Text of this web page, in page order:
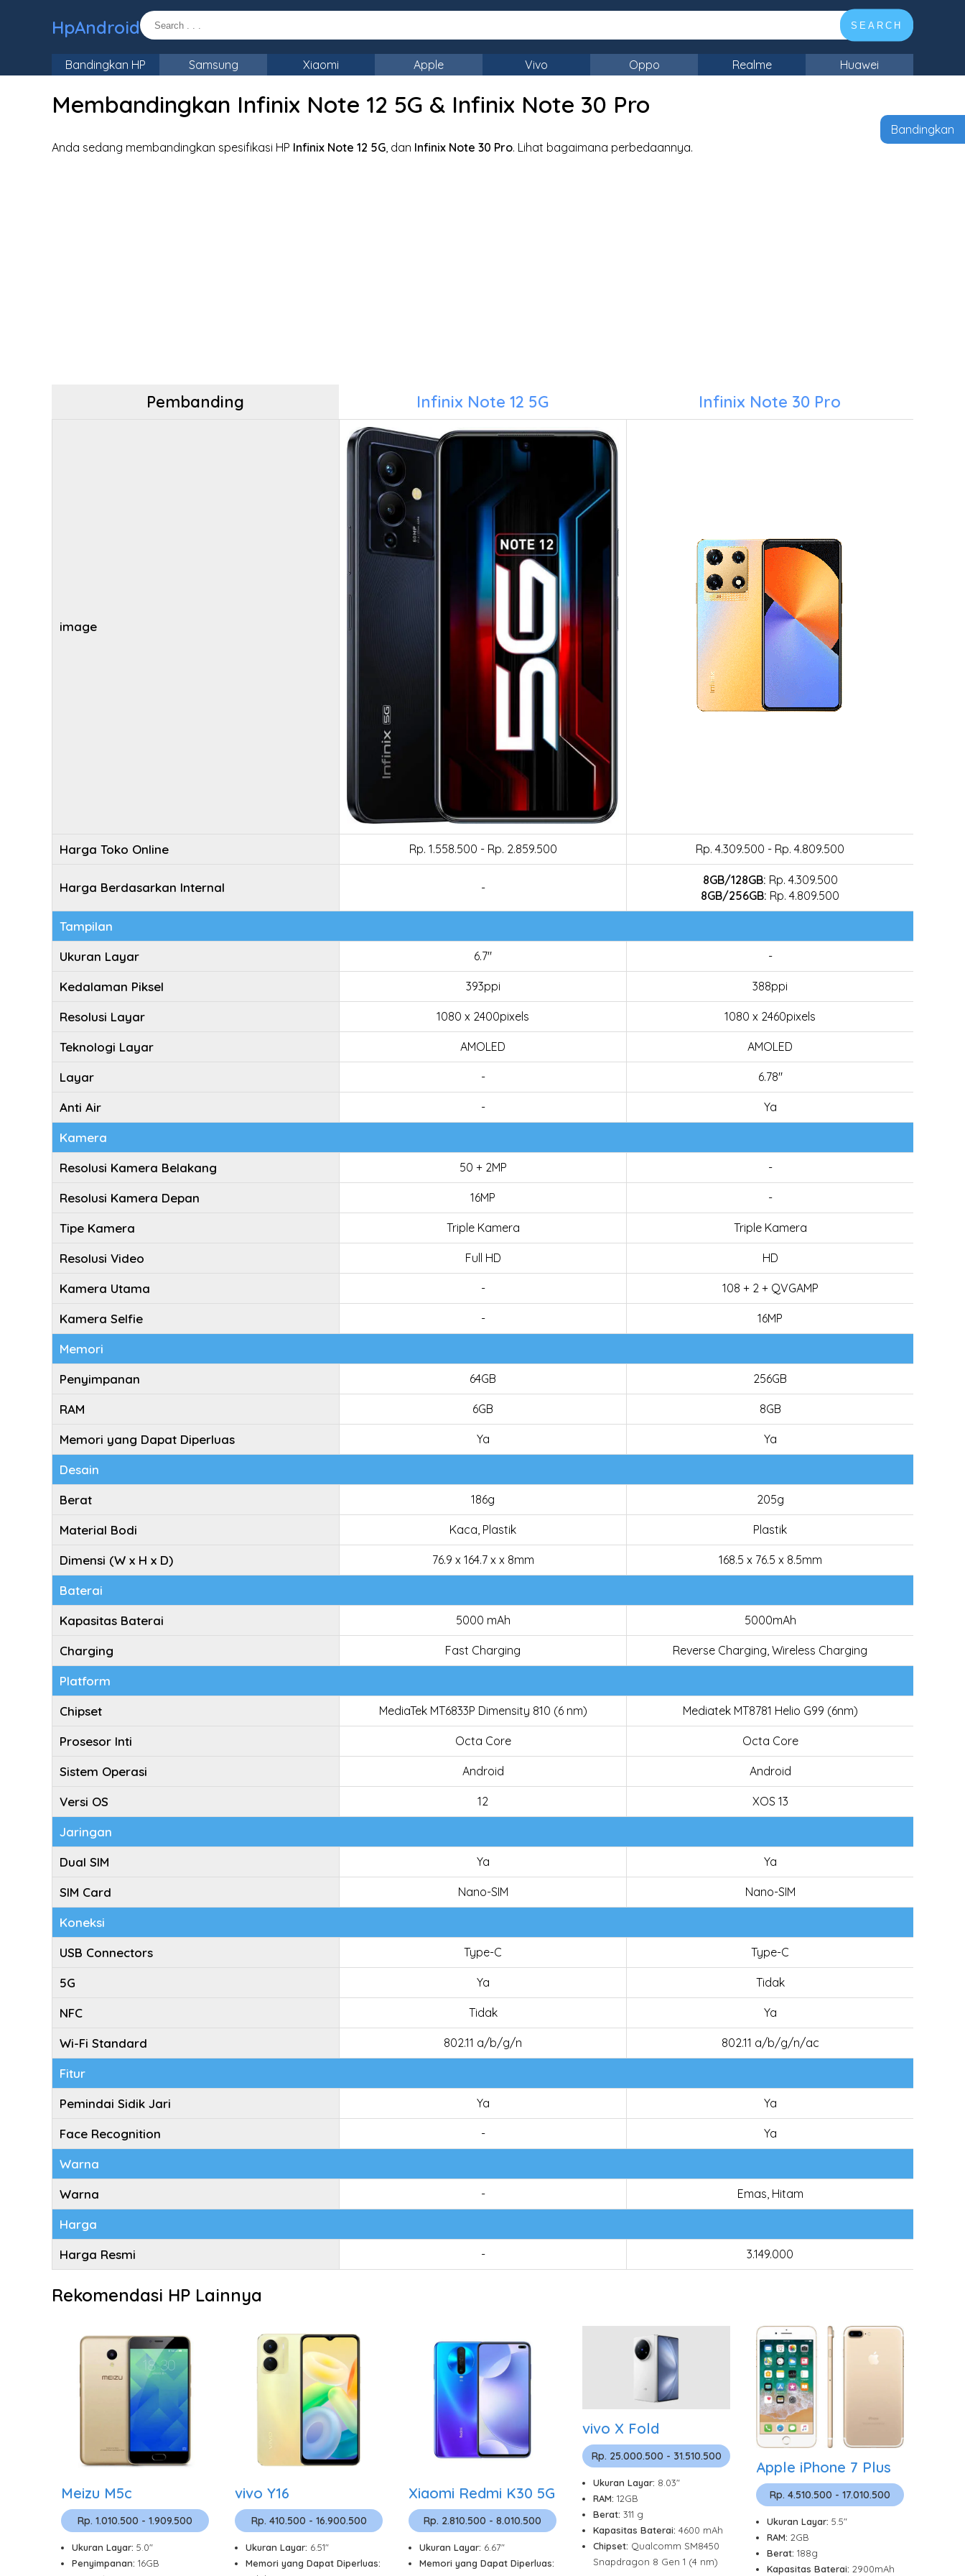
HpAndroid SEARCH
Bandingkan HP Samsung Xiaomi Apple Vivo Oppo Realme Huawei
Membandingkan Infinix Note 12 5G & Infinix Note 30 Pro
Anda sedang membandingkan spesifikasi HP Infinix Note 12 5G, dan Infinix Note 30 Pro. Lihat bagaimana perbedaannya.
Pembanding Infinix Note 12 5G Infinix Note 30 Pro
image
Harga Toko Online Rp. 1.558.500 - Rp. 2.859.500 Rp. 4.309.500 - Rp. 4.809.500
Harga Berdasarkan Internal -
8GB/128GB: Rp. 4.309.500
8GB/256GB: Rp. 4.809.500
Tampilan
Ukuran Layar
6.7" -
Kedalaman Piksel 393ppi 388ppi
Resolusi Layar 1080 x 2400pixels 1080 x 2460pixels
Teknologi Layar AMOLED AMOLED
Layar - 6.78"
Anti Air - Ya
Kamera
Resolusi Kamera Belakang
50 + 2MP -
Resolusi Kamera Depan 16MP -
Tipe Kamera Triple Kamera Triple Kamera
Resolusi Video Full HD HD
Kamera Utama - 108 + 2 + QVGAMP
Kamera Selfie - 16MP
Memori
Penyimpanan
64GB 256GB
RAM 6GB 8GB
Memori yang Dapat Diperluas Ya Ya
Desain
Berat
186g 205g
Material Bodi Kaca, Plastik Plastik
Dimensi (W x H x D) 76.9 x 164.7 x x 8mm 168.5 x 76.5 x 8.5mm
Baterai
Kapasitas Baterai
5000 mAh 5000mAh
Charging Fast Charging Reverse Charging, Wireless Charging
Platform
Chipset
MediaTek MT6833P Dimensity 810 (6 nm) Mediatek MT8781 Helio G99 (6nm)
Prosesor Inti Octa Core Octa Core
Sistem Operasi Android Android
Versi OS 12 XOS 13
Jaringan
Dual SIM
Ya Ya
SIM Card Nano-SIM Nano-SIM
Koneksi
USB Connectors
Type-C Type-C
5G Ya Tidak
NFC Tidak Ya
Wi-Fi Standard 802.11 a/b/g/n 802.11 a/b/g/n/ac
Fitur
Pemindai Sidik Jari
Ya Ya
Face Recognition - Ya
Warna
Warna
- Emas, Hitam
Harga
Harga Resmi
- 3.149.000
Rekomendasi HP Lainnya
Meizu M5c
Rp. 1.010.500 - 1.909.500
Ukuran Layar: 5.0"
Penyimpanan: 16GB
vivo Y16
Rp. 410.500 - 16.900.500
Ukuran Layar: 6.51"
Memori yang Dapat Diperluas:
Xiaomi Redmi K30 5G
Rp. 2.810.500 - 8.010.500
Ukuran Layar: 6.67"
Memori yang Dapat Diperluas:
vivo X Fold
Rp. 25.000.500 - 31.510.500
Ukuran Layar: 8.03"
RAM: 12GB
Berat: 311 g
Kapasitas Baterai: 4600 mAh
Chipset: Qualcomm SM8450
Snapdragon 8 Gen 1 (4 nm)
Apple iPhone 7 Plus
Rp. 4.510.500 - 17.010.500
Ukuran Layar: 5.5"
RAM: 2GB
Berat: 188g
Kapasitas Baterai: 2900mAh
Bandingkan